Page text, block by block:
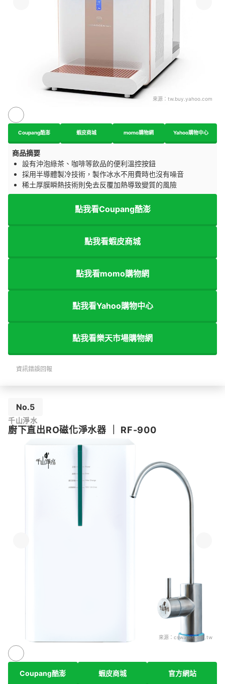
來源： tw.buy.yahoo.com
Coupang酷澎 蝦皮商城 momo購物網 Yahoo購物中心
商品摘要
設有沖泡綠茶、咖啡等飲品的便利溫控按鈕
採用半導體製冷技術，製作冰水不用費時也沒有噪音
稀土厚膜瞬熱技術則免去反覆加熱導致變質的風險
點我看Coupang酷澎
點我看蝦皮商城
點我看momo購物網
點我看Yahoo購物中心
點我看樂天市場購物網
資訊錯誤回報
No.5
千山淨水
廚下直出RO磁化淨水器 RF-900
來源： cswater.com.tw
Coupang酷澎 蝦皮商城 官方網站